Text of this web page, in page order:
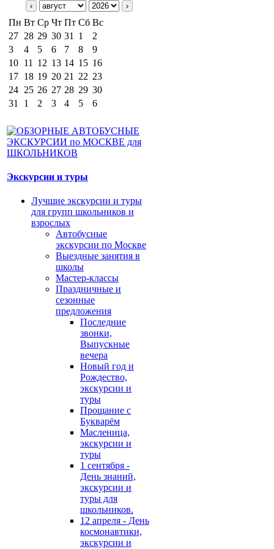
‹ ›
Пн Вт Ср Чт Пт Сб Вс
27 28 29 30 31 1
2
3
4 5 6 7 8
9
10 11 12 13 14 15 16
17 18 19 20 21 22 23
24 25 26 27 28 29 30
31
1 2 3 4 5 6
Экскурсии и туры
Лучшие экскурсии и туры
для групп школьников и
взрослых
Автобусные
экскурсии по Москве
Выездные занятия в
школы
Мастер-классы
Праздничные и
сезонные
предложения
Последние
звонки,
Выпускные
вечера
Новый год и
Рождество,
экскурсии и
туры
Прощание с
Букварём
Масленица,
экскурсии и
туры
1 сентября -
День знаний,
экскурсии и
туры для
школьников.
12 апреля - День
космонавтики,
экскурсии и